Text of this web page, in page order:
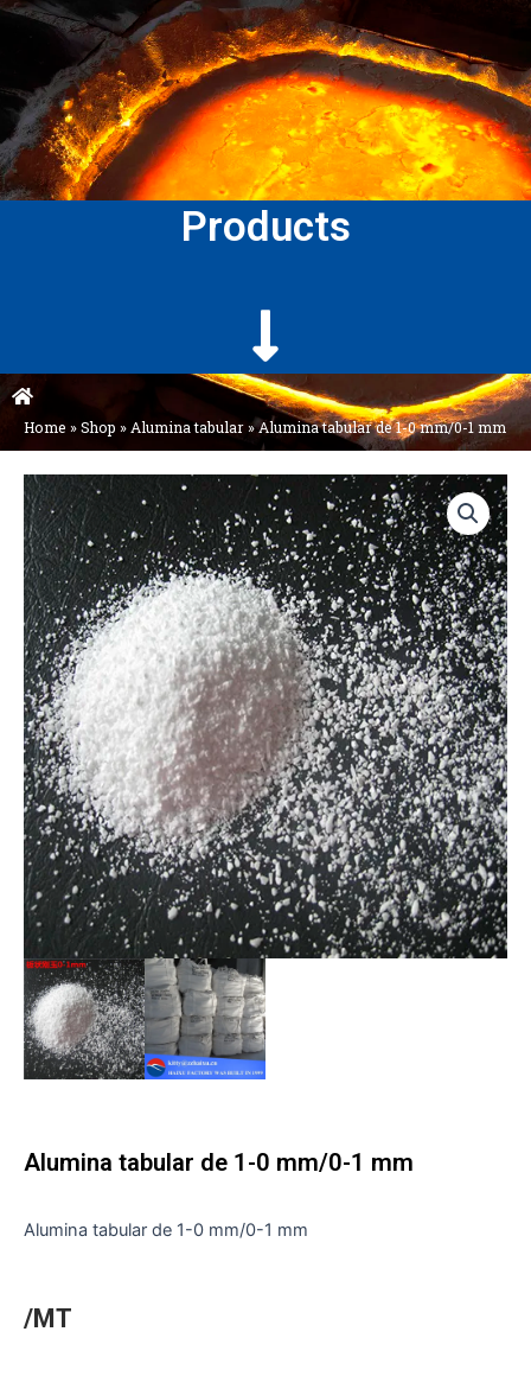
Products
Home »Shop »Alumina tabular»Alumina tabular de 1-0 mm/0-1 mm
Alumina tabular de 1-0 mm/0-1 mm
Alumina tabular de 1-0 mm/0-1 mm
/MT